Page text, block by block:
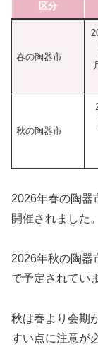
区分
春の陶器市
秋の陶器市
2026年春の陶器
開催されました。
2026年秋の陶器
で予定されてい
秋は春より会期
すい点に注意が